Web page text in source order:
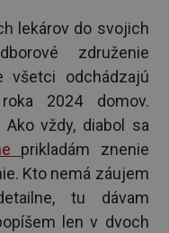
lekárov do svojich
združenie
všetci odchádzajú
2024 domov.
vždy, diabol sa
prikladám znenie
Kto nemá záujem
tu dávam
len v dvoch